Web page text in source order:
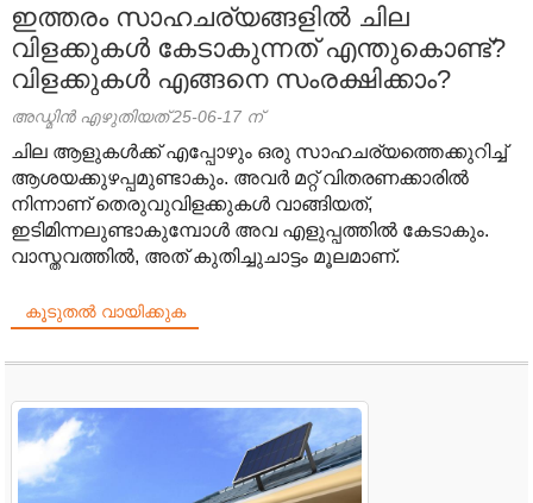
ഇത്തരം സാഹചര്യങ്ങളിൽ ചില
വിളക്കുകൾ കേടാകുന്നത് എന്തുകൊണ്ട്?
വിളക്കുകൾ എങ്ങനെ സംരക്ഷിക്കാം?
അഡ്മിൻ എഴുതിയത് 25-06-17 ന്
ചില ആളുകൾക്ക് എപ്പോഴും ഒരു സാഹചര്യത്തെക്കുറിച്ച്
ആശയക്കുഴപ്പമുണ്ടാകും. അവർ മറ്റ് വിതരണക്കാരിൽ
നിന്നാണ് തെരുവുവിളക്കുകൾ വാങ്ങിയത്,
ഇടിമിന്നലുണ്ടാകുമ്പോൾ അവ എളുപ്പത്തിൽ കേടാകും.
വാസ്തവത്തിൽ, അത് കുതിച്ചുചാട്ടം മൂലമാണ്.
കൂടുതൽ വായിക്കുക